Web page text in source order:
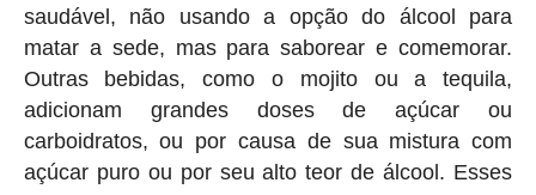
saudável, não usando a opção do álcool para
matar a sede, mas para saborear e comemorar.
Outras bebidas, como o mojito ou a tequila,
adicionam grandes doses de açúcar ou
carboidratos, ou por causa de sua mistura com
açúcar puro ou por seu alto teor de álcool. Esses